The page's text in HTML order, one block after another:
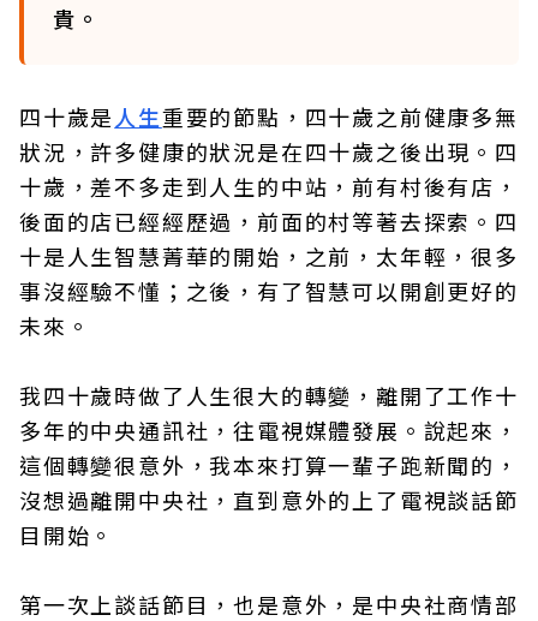
貴。
四十歲是 人生重要的節點，四十歲之前健康多無
狀況，許多健康的狀況是在四十歲之後出現。四
十歲，差不多走到人生的中站，前有村後有店，
後面的店已經經歷過，前面的村等著去探索。四
十是人生智慧菁華的開始，之前，太年輕，很多
事沒經驗不懂；之後，有了智慧可以開創更好的
未來。
我四十歲時做了人生很大的轉變，離開了工作十
多年的中央通訊社，往電視媒體發展。說起來，
這個轉變很意外，我本來打算一輩子跑新聞的，
沒想過離開中央社，直到意外的上了電視談話節
目開始。
第一次上談話節目，也是意外，是中央社商情部